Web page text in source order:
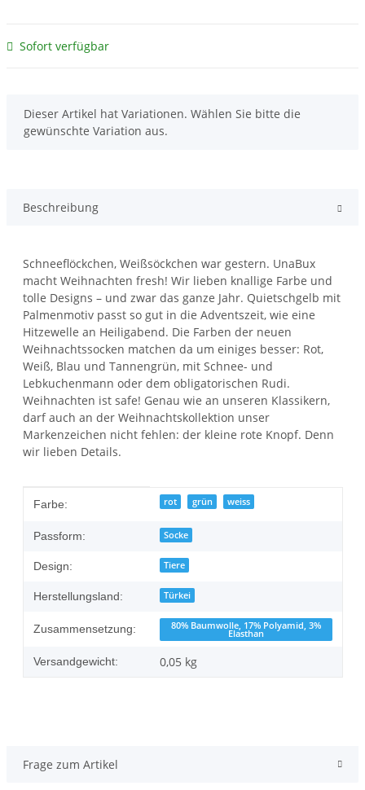
Sofort verfügbar
x
Dieser Artikel hat Variationen. Wählen Sie bitte die
gewünschte Variation aus.
Beschreibung
Schneeflöckchen, Weißsöckchen war gestern. UnaBux
macht Weihnachten fresh! Wir lieben knallige Farbe und
tolle Designs – und zwar das ganze Jahr. Quietschgelb mit
Palmenmotiv passt so gut in die Adventszeit, wie eine
Hitzewelle an Heiligabend. Die Farben der neuen
Weihnachtssocken matchen da um einiges besser: Rot,
Weiß, Blau und Tannengrün, mit Schnee- und
Lebkuchenmann oder dem obligatorischen Rudi.
Weihnachten ist safe! Genau wie an unseren Klassikern,
darf auch an der Weihnachtskollektion unser
Markenzeichen nicht fehlen: der kleine rote Knopf. Denn
wir lieben Details.
Produkteigenschaft
Wert
Farbe: rot grün weiss
Passform: Socke
Design: Tiere
Herstellungsland: Türkei
Zusammensetzung: 80% Baumwolle, 17% Polyamid, 3%
Elasthan
Versandgewicht: 0,05 kg
Frage zum Artikel